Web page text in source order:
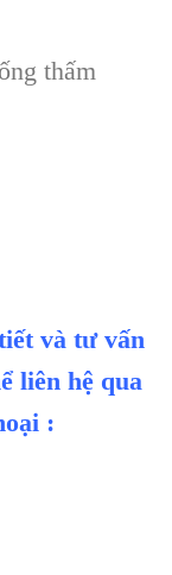
thấm
và tư vấn
liên hệ qua
: